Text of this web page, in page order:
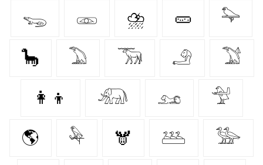
𓆌 𓁽 ⛈️ 🥒 𓅍
🦕 𓅐 𓃞 𓄂 𓅑
👩‍👦 𓃰 𓃭 𓅴
🌎 𓅆 🫎 𓅹 𓅺